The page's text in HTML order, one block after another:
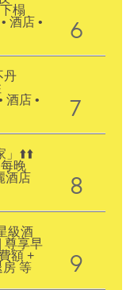
榻
酒店 •
6
丹
酒店 •
7
」⬆️⬆️
晚
酒店
8
級酒
尊享早
額 +
房 等
9